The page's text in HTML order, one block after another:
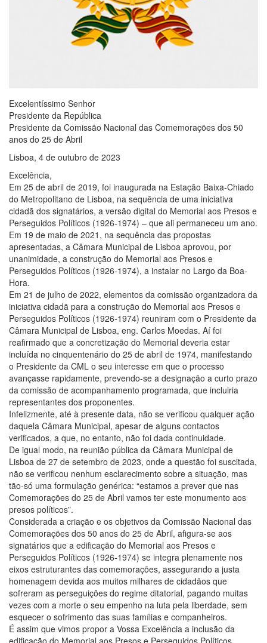
Excelentíssimo Senhor
Presidente da República
Presidente da Comissão Nacional das Comemorações dos 50
anos do 25 de Abril
Lisboa, 4 de outubro de 2023
Excelência,
Em 25 de abril de 2019, foi inaugurada na Estação Baixa-Chiado
do Metropolitano de Lisboa, na sequência de uma iniciativa
cidadã dos signatários, a versão digital do Memorial aos Presos e
Perseguidos Políticos (1926-1974) – que ali permaneceu um ano.
Em 19 de maio de 2021, na sequência das propostas
apresentadas, a Câmara Municipal de Lisboa aprovou, por
unanimidade, a construção do Memorial aos Presos e
Perseguidos Políticos (1926-1974), a instalar no Largo da Boa-
Hora.
Em 21 de julho de 2022, elementos da comissão organizadora da
iniciativa cidadã para a construção do Memorial aos Presos e
Perseguidos Políticos (1926-1974) reuniram com o Presidente da
Câmara Municipal de Lisboa, eng. Carlos Moedas. Aí foi
reafirmado que a concretização do Memorial deveria estar
incluída no cinquentenário do 25 de abril de 1974, manifestando
o Presidente da CML o seu interesse em que o processo
avançasse rapidamente, prevendo-se a designação a curto prazo
da comissão de acompanhamento programada, que incluiria
representantes dos proponentes.
Infelizmente, até à presente data, não se verificou qualquer ação
daquela Câmara Municipal, apesar de alguns contactos
verificados, a que, no entanto, não foi dada continuidade.
De igual modo, na reunião pública da Câmara Municipal de
Lisboa de 27 de setembro de 2023, onde a questão foi suscitada,
não se verificou nenhum esclarecimento sobre a situação, mas
tão-só uma formulação genérica: “estamos a prever que nas
Comemorações do 25 de Abril vamos ter este monumento aos
presos políticos”.
Considerada a criação e os objetivos da Comissão Nacional das
Comemorações dos 50 anos do 25 de Abril, afigura-se aos
signatários que a edificação do Memorial aos Presos e
Perseguidos Políticos (1926-1974) se integra plenamente nos
eixos estruturantes das comemorações, assegurando a justa
homenagem devida aos muitos milhares de cidadãos que
sofreram as perseguições do regime ditatorial, pagando muitas
vezes com a morte o seu empenho na luta pela liberdade, sem
esquecer o sofrimento das suas famílias e companheiros.
É assim que vimos propor a Vossa Excelência a inclusão da